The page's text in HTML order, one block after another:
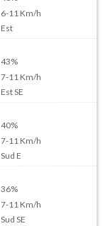
6-11 Km/h
Est
43%
7-11 Km/h
Est SE
40%
7-11 Km/h
Sud E
36%
7-11 Km/h
Sud SE